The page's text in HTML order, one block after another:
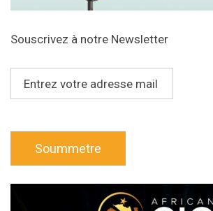
Souscrivez à notre Newsletter